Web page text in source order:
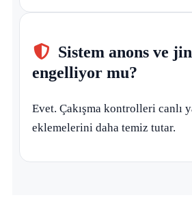
Sistem anons ve
engelliyor mu?
Evet. Çakışma kontrolleri canlı
eklemelerini daha temiz tutar.